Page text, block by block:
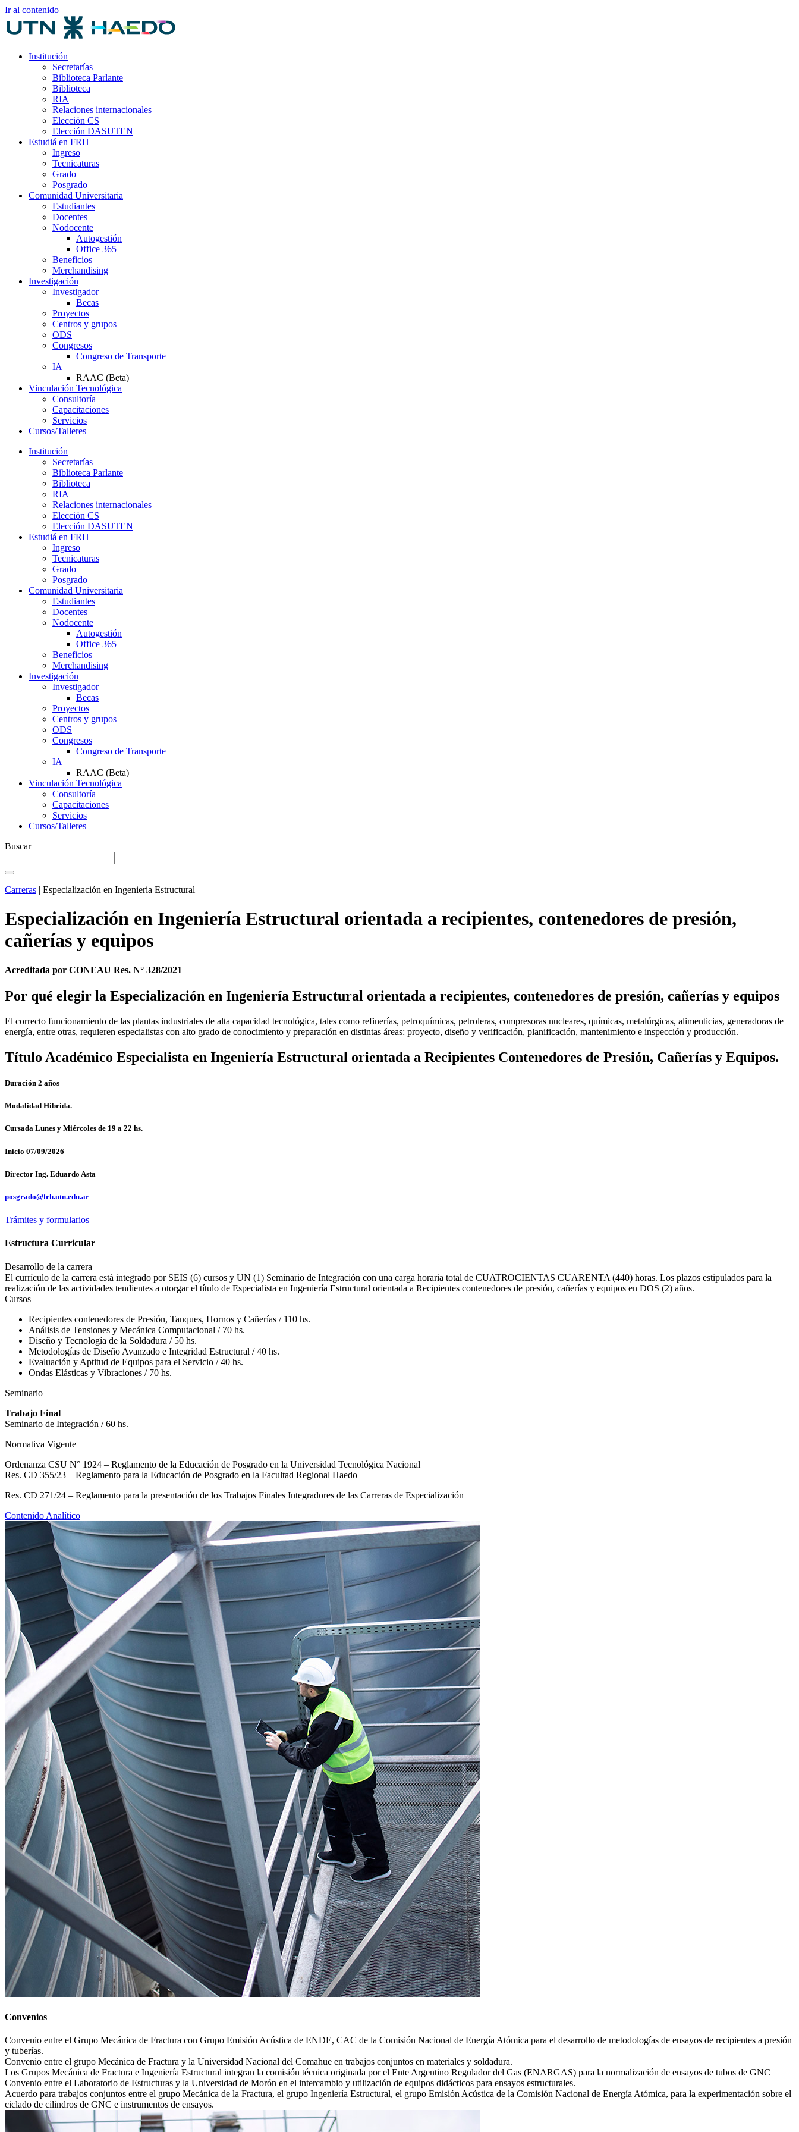
Ir al contenido
Institución
Secretarías
Biblioteca Parlante
Biblioteca
RIA
Relaciones internacionales
Elección CS
Elección DASUTEN
Estudiá en FRH
Ingreso
Tecnicaturas
Grado
Posgrado
Comunidad Universitaria
Estudiantes
Docentes
Nodocente
Autogestión
Office 365
Beneficios
Merchandising
Investigación
Investigador
Becas
Proyectos
Centros y grupos
ODS
Congresos
Congreso de Transporte
IA
RAAC (Beta)
Vinculación Tecnológica
Consultoría
Capacitaciones
Servicios
Cursos/Talleres
Institución
Secretarías
Biblioteca Parlante
Biblioteca
RIA
Relaciones internacionales
Elección CS
Elección DASUTEN
Estudiá en FRH
Ingreso
Tecnicaturas
Grado
Posgrado
Comunidad Universitaria
Estudiantes
Docentes
Nodocente
Autogestión
Office 365
Beneficios
Merchandising
Investigación
Investigador
Becas
Proyectos
Centros y grupos
ODS
Congresos
Congreso de Transporte
IA
RAAC (Beta)
Vinculación Tecnológica
Consultoría
Capacitaciones
Servicios
Cursos/Talleres
Buscar
Carreras | Especialización en Ingenieria Estructural
Especialización en Ingeniería Estructural orientada a recipientes, contenedores de presión,
cañerías y equipos
Acreditada por CONEAU Res. N° 328/2021
Por qué elegir la Especialización en Ingeniería Estructural orientada a recipientes, contenedores de presión, cañerías y equipos
El correcto funcionamiento de las plantas industriales de alta capacidad tecnológica, tales como refinerías, petroquímicas, petroleras, compresoras nucleares, químicas, metalúrgicas, alimenticias, generadoras de
energía, entre otras, requieren especialistas con alto grado de conocimiento y preparación en distintas áreas: proyecto, diseño y verificación, planificación, mantenimiento e inspección y producción.
Título Académico Especialista en Ingeniería Estructural orientada a Recipientes Contenedores de Presión, Cañerías y Equipos.
Duración 2 años
Modalidad Híbrida.
Cursada Lunes y Miércoles de 19 a 22 hs.
Inicio 07/09/2026
Director Ing. Eduardo Asta
posgrado@frh.utn.edu.ar
Trámites y formularios
Estructura Curricular
Desarrollo de la carrera
El currículo de la carrera está integrado por SEIS (6) cursos y UN (1) Seminario de Integración con una carga horaria total de CUATROCIENTAS CUARENTA (440) horas. Los plazos estipulados para la
realización de las actividades tendientes a otorgar el título de Especialista en Ingeniería Estructural orientada a Recipientes contenedores de presión, cañerías y equipos en DOS (2) años.
Cursos
Recipientes contenedores de Presión, Tanques, Hornos y Cañerías / 110 hs.
Análisis de Tensiones y Mecánica Computacional / 70 hs.
Diseño y Tecnología de la Soldadura / 50 hs.
Metodologías de Diseño Avanzado e Integridad Estructural / 40 hs.
Evaluación y Aptitud de Equipos para el Servicio / 40 hs.
Ondas Elásticas y Vibraciones / 70 hs.
Seminario
Trabajo Final
Seminario de Integración / 60 hs.
Normativa Vigente
Ordenanza CSU N° 1924 – Reglamento de la Educación de Posgrado en la Universidad Tecnológica Nacional
Res. CD 355/23 – Reglamento para la Educación de Posgrado en la Facultad Regional Haedo
Res. CD 271/24 – Reglamento para la presentación de los Trabajos Finales Integradores de las Carreras de Especialización
Contenido Analítico
Convenios
Convenio entre el Grupo Mecánica de Fractura con Grupo Emisión Acústica de ENDE, CAC de la Comisión Nacional de Energía Atómica para el desarrollo de metodologías de ensayos de recipientes a presión
y tuberías.
Convenio entre el grupo Mecánica de Fractura y la Universidad Nacional del Comahue en trabajos conjuntos en materiales y soldadura.
Los Grupos Mecánica de Fractura e Ingeniería Estructural integran la comisión técnica originada por el Ente Argentino Regulador del Gas (ENARGAS) para la normalización de ensayos de tubos de GNC
Convenio entre el Laboratorio de Estructuras y la Universidad de Morón en el intercambio y utilización de equipos didácticos para ensayos estructurales.
Acuerdo para trabajos conjuntos entre el grupo Mecánica de la Fractura, el grupo Ingeniería Estructural, el grupo Emisión Acústica de la Comisión Nacional de Energía Atómica, para la experimentación sobre el
ciclado de cilindros de GNC e instrumentos de ensayos.